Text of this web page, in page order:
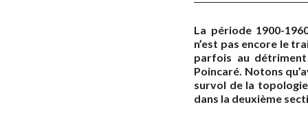
La période 1900-
n’est pas encore le
parfois au
Poincaré. Notons
survol de la
dans la deuxième